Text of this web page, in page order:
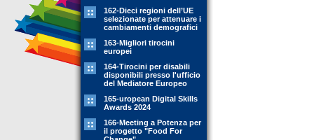
162-Dieci regioni dell’UE
selezionate per attenuare i
cambiamenti demografici
163-Migliori tirocini
europei
164-Tirocini per disabili
disponibili presso l'ufficio
del Mediatore Europeo
165-uropean Digital Skills
Awards 2024
166-Meeting a Potenza per
il progetto "Food For